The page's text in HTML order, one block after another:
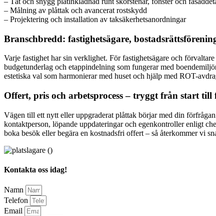
– Målning av plåttak och avancerat rostskydd
– Projektering och installation av taksäkerhetsanordningar
Branschbredd: fastighetsägare,
Varje fastighet har sin verklighet. För fastighetsägare och
budgetunderlag och etappindelning som fungerar med
estetiska val som harmonierar med huset och hjälp med ROT-
Offert, pris och arbetsprocess – tryggt från start till
Vägen till ett nytt eller uppgraderat plåttak börjar med din
kontaktperson, löpande uppdateringar och egenkontroller enligt
boka besök eller begära en kostnadsfri offert – så återkommer vi
Kontakta oss idag!
Namn
Telefon
Email